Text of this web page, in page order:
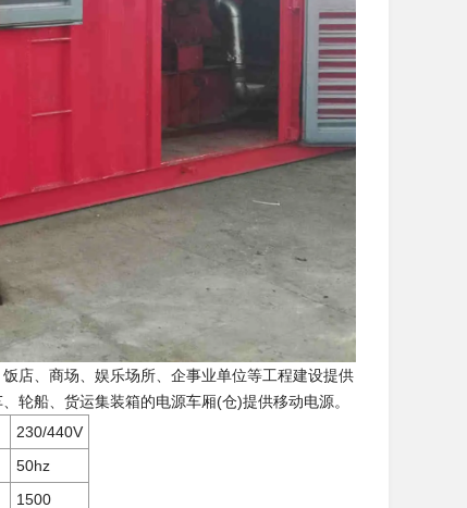
店、商场、娱乐场所、企事业单位等工程建设提供
轮船、货运集装箱的电源车厢(仓)提供移动电源。
230/440V
50hz
1500